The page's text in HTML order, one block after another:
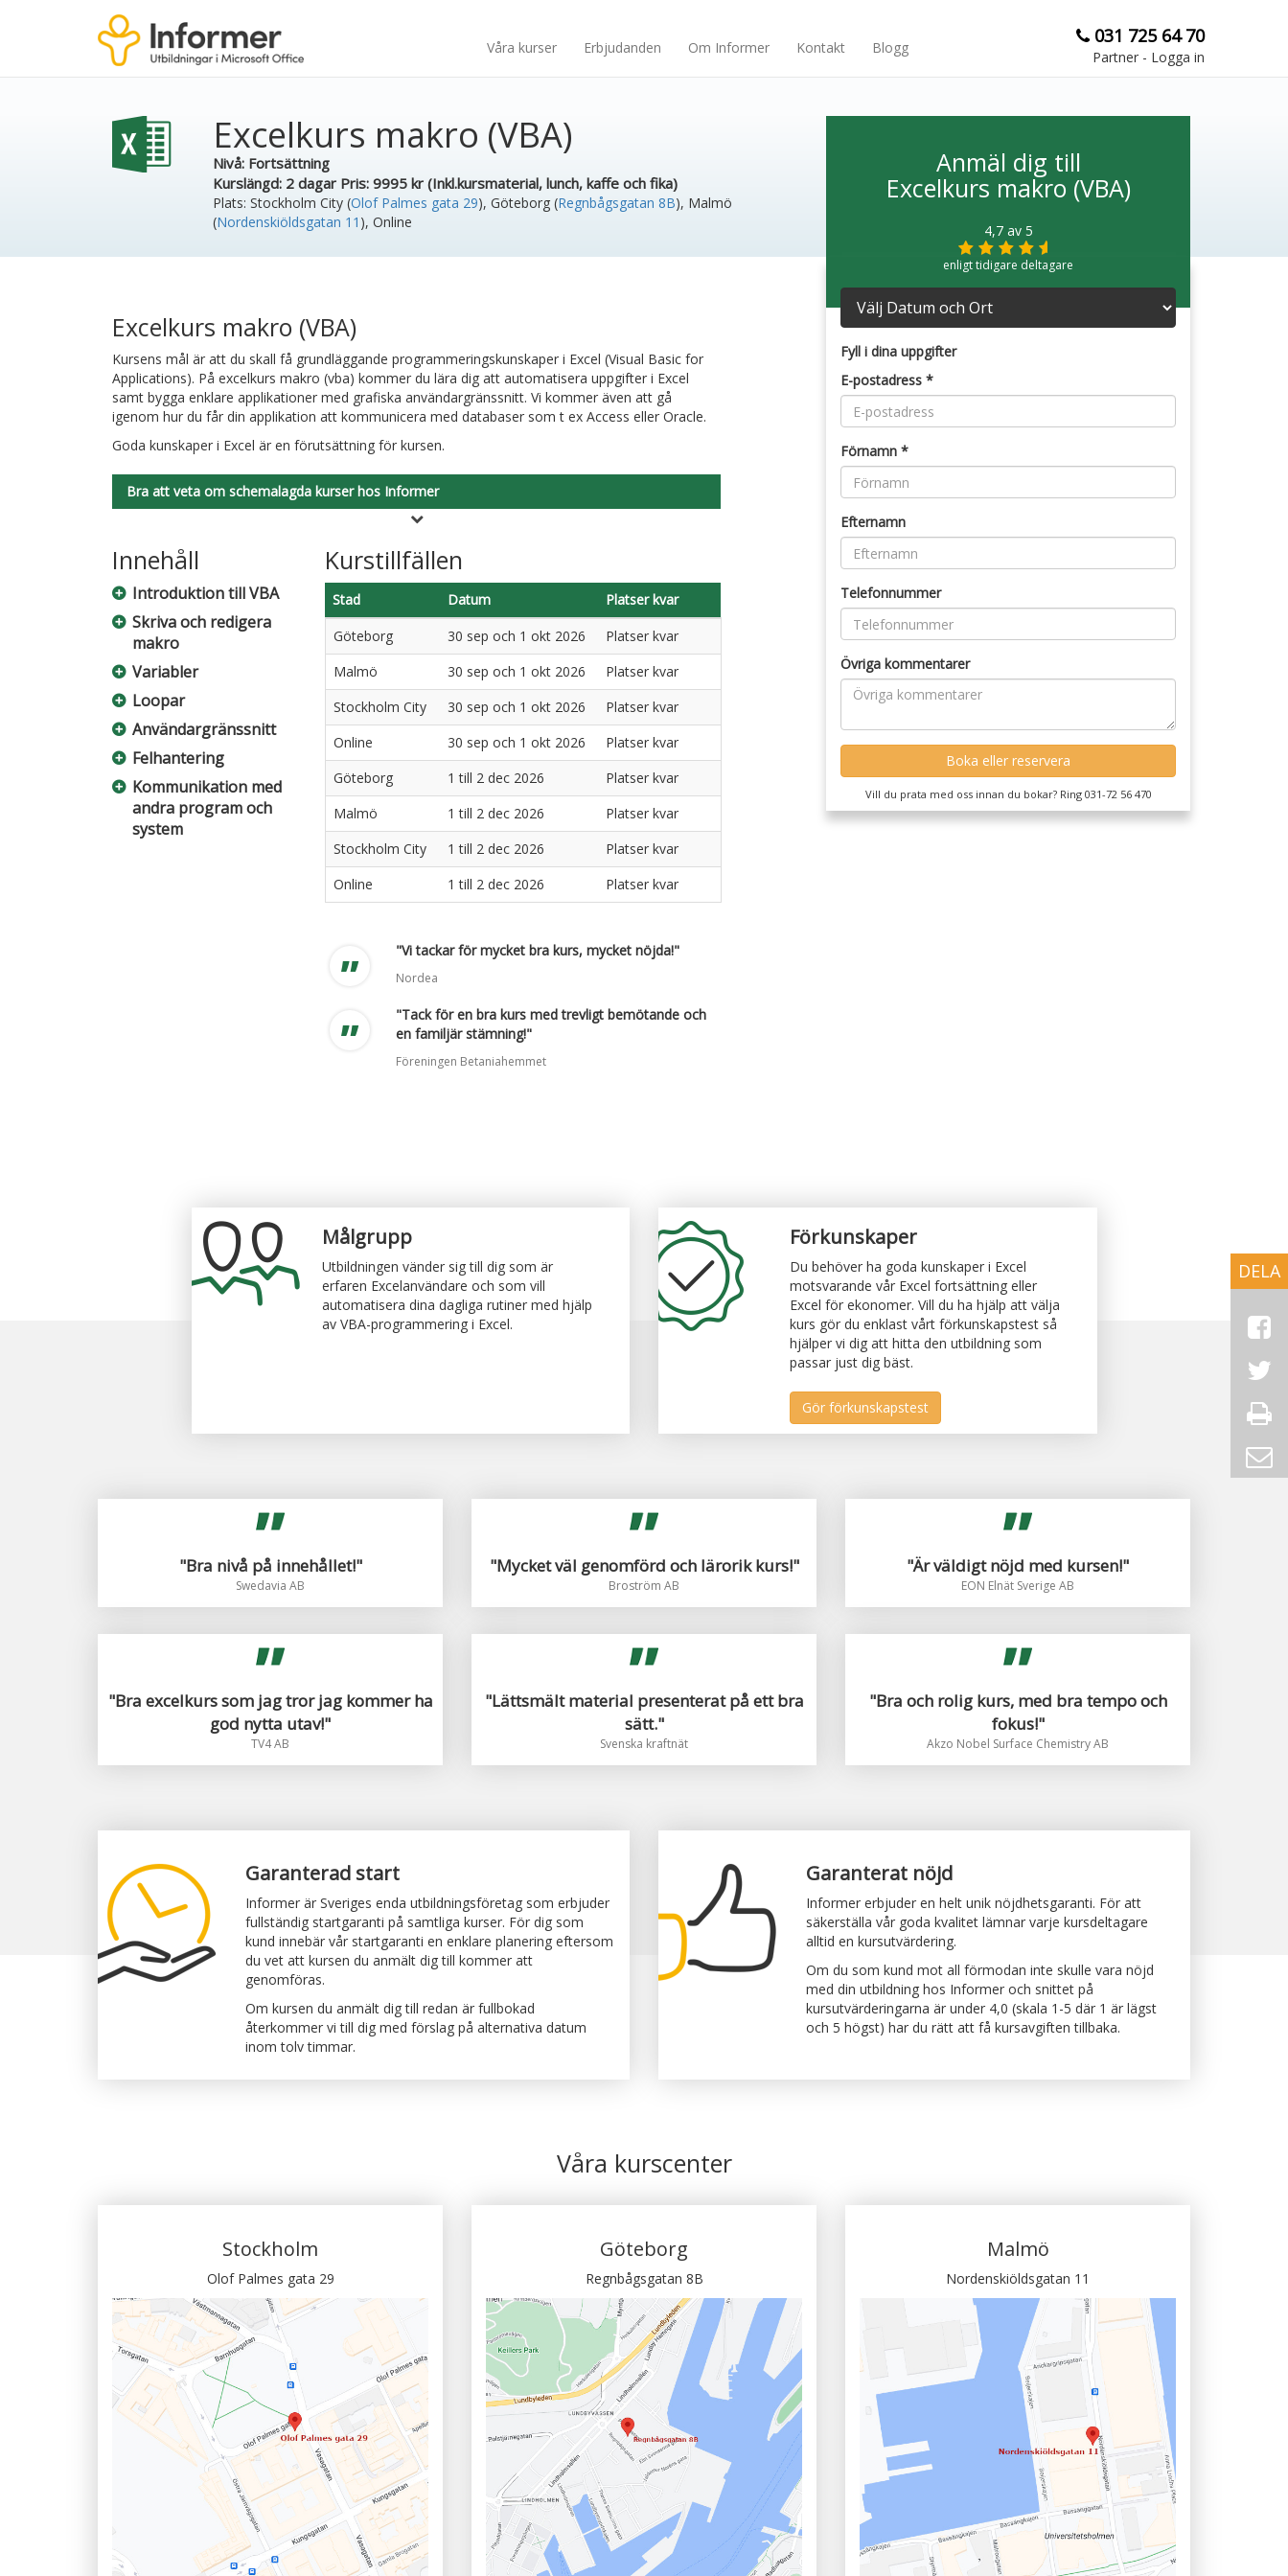
Våra kurser Erbjudanden Om Informer Kontakt Blogg
031 725 64 70
Partner - Logga in
Excelkurs makro (VBA)
Nivå: Fortsättning
Kurslängd: 2 dagar Pris: 9995 kr (Inkl.kursmaterial, lunch, kaffe och fika)
Plats: Stockholm City (Olof Palmes gata 29), Göteborg (Regnbågsgatan 8B), Malmö
(Nordenskiöldsgatan 11 ), Online
Anmäl dig till
Excelkurs makro (VBA)
4,7av 5
Excelkurs makro (VBA)
Kursens mål är att du skall få grundläggande programmeringskunskaper i Excel (Visual Basic for
Applications). På excelkurs makro (vba) kommer du lära dig att automatisera uppgifter i Excel
samt bygga enklare applikationer med grafiska användargränssnitt. Vi kommer även att gå
igenom hur du får din applikation att kommunicera med databaser som t ex Access eller Oracle.
Goda kunskaper i Excel är en förutsättning för kursen.
Bra att veta om schemalagda kurser hos Informer
Innehåll
Introduktion till VBA
Skriva och redigera
makro
Variabler
Loopar
Användargränssnitt
Felhantering
Kommunikation med
andra program och
system
Kurstillfällen
Stad Datum
Platser kvar
Göteborg
30 sep och 1 okt 2026
Platser kvar
Malmö
30 sep och 1 okt 2026
Platser kvar
Stockholm City
30 sep och 1 okt 2026
Platser kvar
Online
30 sep och 1 okt 2026
Platser kvar
Göteborg
1 till 2 dec 2026
Platser kvar
Malmö
1 till 2 dec 2026
Platser kvar
Stockholm City
1 till 2 dec 2026
Platser kvar
Online
1 till 2 dec 2026 Platser kvar
"Vi tackar för mycket bra kurs, mycket nöjda!"
Nordea
"Tack för en bra kurs med trevligt bemötande och
en familjär stämning!"
Föreningen Betaniahemmet
enligt tidigare deltagare
Fyll i dina uppgifter
E-postadress *
Förnamn *
Efternamn
Telefonnummer
Övriga kommentarer
Vill du prata med oss innan du bokar? Ring 031-72 56 470
Målgrupp
Utbildningen vänder sig till dig som är
erfaren Excelanvändare och som vill
automatisera dina dagliga rutiner med hjälp
av VBA-programmering i Excel.
Förkunskaper
Du behöver ha goda kunskaper i Excel
motsvarande vår Excel fortsättning eller
Excel för ekonomer. Vill du ha hjälp att välja
kurs gör du enklast vårt förkunskapstest så
hjälper vi dig att hitta den utbildning som
passar just dig bäst.
"Bra nivå på innehållet!"
Swedavia AB
"Mycket väl genomförd och lärorik kurs!"
Broström AB
"Är väldigt nöjd med kursen!"
EON Elnät Sverige AB
"Bra excelkurs som jag tror jag kommer ha
god nytta utav!"
TV4 AB
"Lättsmält material presenterat på ett bra
sätt."
Svenska kraftnät
"Bra och rolig kurs, med bra tempo och
fokus!"
Akzo Nobel Surface Chemistry AB
Garanterad start
Informer är Sveriges enda utbildningsföretag som erbjuder
fullständig startgaranti på samtliga kurser. För dig som
kund innebär vår startgaranti en enklare planering eftersom
du vet att kursen du anmält dig till kommer att
genomföras.
Om kursen du anmält dig till redan är fullbokad
återkommer vi till dig med förslag på alternativa datum
inom tolv timmar.
Garanterat nöjd
Informer erbjuder en helt unik nöjdhetsgaranti. För att
säkerställa vår goda kvalitet lämnar varje kursdeltagare
alltid en kursutvärdering.
Om du som kund mot all förmodan inte skulle vara nöjd
med din utbildning hos Informer och snittet på
kursutvärderingarna är under 4,0 (skala 1-5 där 1 är lägst
och 5 högst) har du rätt att få kursavgiften tillbaka.
Våra kurscenter
Stockholm
Olof Palmes gata 29
Göteborg
Regnbågsgatan 8B
Malmö
Nordenskiöldsgatan 11
DELA